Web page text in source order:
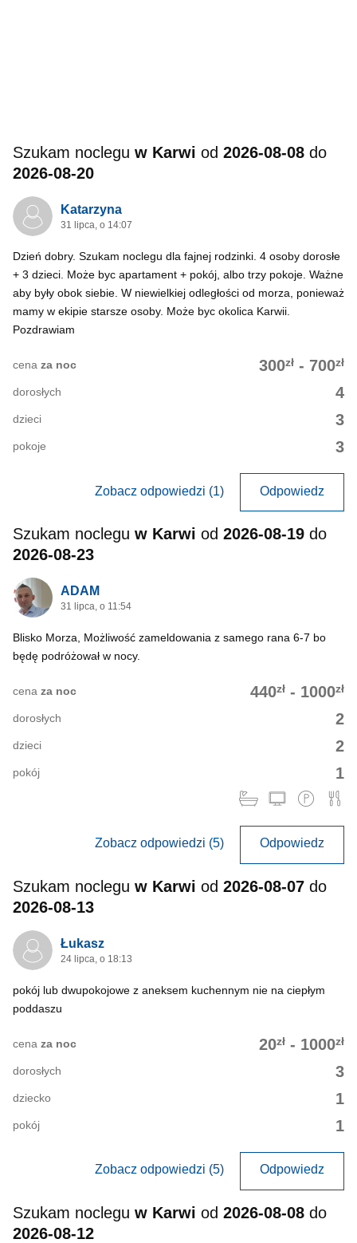
Szukam noclegu w Karwi od 2026-08-08 do
2026-08-20
Katarzyna
31 lipca, o 14:07
Dzień dobry. Szukam noclegu dla fajnej rodzinki. 4 osoby dorosłe
+ 3 dzieci. Może byc apartament + pokój, albo trzy pokoje. Ważne
aby były obok siebie. W niewielkiej odległości od morza, ponieważ
mamy w ekipie starsze osoby. Może byc okolica Karwii.
Pozdrawiam
300zł - 700zł
cena za noc
4
dorosłych
3
dzieci
3
pokoje
Zobacz odpowiedzi (1) Odpowiedz
Szukam noclegu w Karwi od 2026-08-19 do
2026-08-23
ADAM
31 lipca, o 11:54
Blisko Morza, Możliwość zameldowania z samego rana 6-7 bo
będę podróżował w nocy.
440zł - 1000zł
cena za noc
2
dorosłych
2
dzieci
1
pokój
Zobacz odpowiedzi (5) Odpowiedz
Szukam noclegu w Karwi od 2026-08-07 do
2026-08-13
Łukasz
24 lipca, o 18:13
pokój lub dwupokojowe z aneksem kuchennym nie na ciepłym
poddaszu
20zł - 1000zł
cena za noc
3
dorosłych
1
dziecko
1
pokój
Zobacz odpowiedzi (5) Odpowiedz
Szukam noclegu w Karwi od 2026-08-08 do
2026-08-12